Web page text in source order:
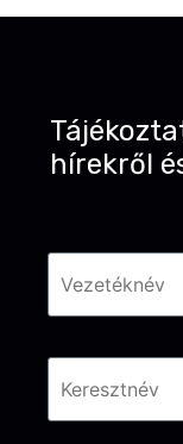
hírekről
Név *